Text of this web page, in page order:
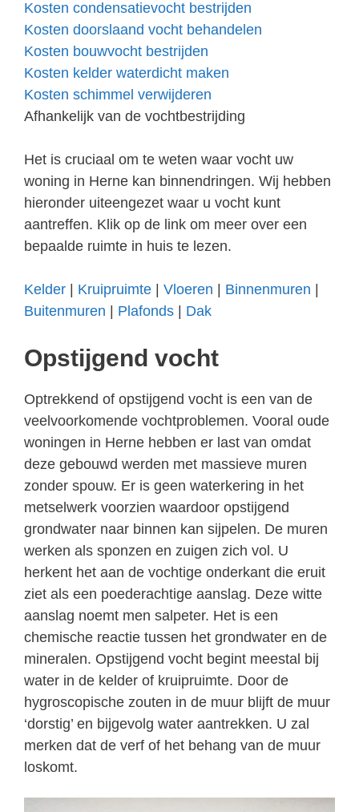
Kosten condensatievocht bestrijden
Kosten doorslaand vocht behandelen
Kosten bouwvocht bestrijden
Kosten kelder waterdicht maken
Kosten schimmel verwijderen
Afhankelijk van de vochtbestrijding
Het is cruciaal om te weten waar vocht uw
woning in Herne kan binnendringen. Wij hebben
hieronder uiteengezet waar u vocht kunt
aantreffen. Klik op de link om meer over een
bepaalde ruimte in huis te lezen.
Kelder Kruipruimte Vloeren Binnenmuren
Buitenmuren
Plafonds Dak
Opstijgend vocht
Optrekkend of opstijgend vocht is een van de
veelvoorkomende vochtproblemen. Vooral oude
woningen in Herne hebben er last van omdat
deze gebouwd werden met massieve muren
zonder spouw. Er is geen waterkering in het
metselwerk voorzien waardoor opstijgend
grondwater naar binnen kan sijpelen. De muren
werken als sponzen en zuigen zich vol. U
herkent het aan de vochtige onderkant die eruit
ziet als een poederachtige aanslag. Deze witte
aanslag noemt men salpeter. Het is een
chemische reactie tussen het grondwater en de
mineralen. Opstijgend vocht begint meestal bij
water in de kelder of kruipruimte. Door de
hygroscopische zouten in de muur blijft de muur
‘dorstig’ en bijgevolg water aantrekken. U zal
merken dat de verf of het behang van de muur
loskomt.